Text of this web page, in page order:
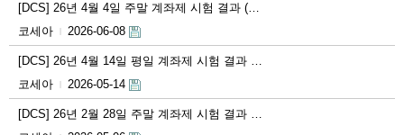
[DCS] 26년 4월 4일 주말 계좌제 시험 결과 (…
코세아
2026-06-08
[DCS] 26년 4월 14일 평일 계좌제 시험 결과 …
코세아
2026-05-14
[DCS] 26년 2월 28일 주말 계좌제 시험 결과 …